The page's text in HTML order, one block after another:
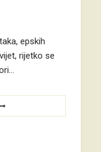
epskih
rijetko se